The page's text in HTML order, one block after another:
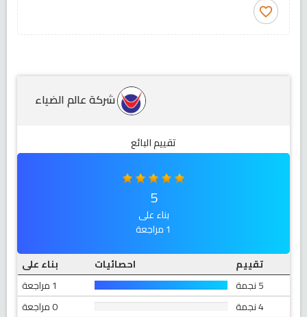
favorite_border
شركة عالم الضياء
تقييم البائع
5
بناء على
1 مراجعة
تقييم
احصائيات
بناء على
5 نجمة
1 مراجعة
4 نجمة
0 مراجعة